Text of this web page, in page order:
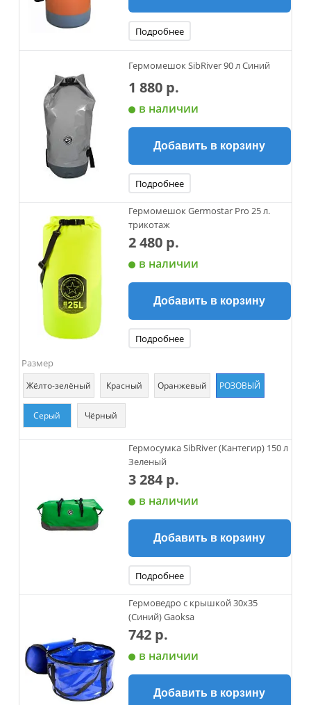
Подробнее
Гермомешок SibRiver 90 л Синий
1 880 р.
в наличии
Добавить в корзину
Подробнее
Гермомешок Germostar Pro 25 л.
трикотаж
2 480 р.
в наличии
Добавить в корзину
Подробнее
Размер
Жёлто-зелёный Красный Оранжевый РОЗОВЫЙ
Серый Чёрный
Гермосумка SibRiver (Кантегир) 150 л
Зеленый
3 284 р.
в наличии
Добавить в корзину
Подробнее
Гермоведро с крышкой 30х35
(Синий) Gaoksa
742 р.
в наличии
Добавить в корзину